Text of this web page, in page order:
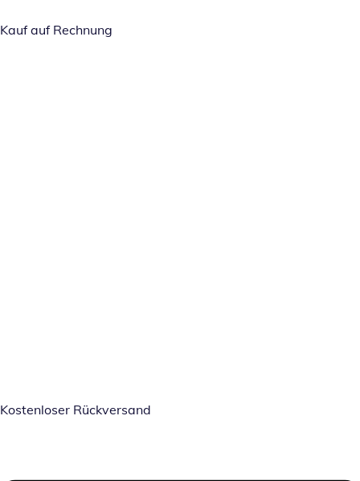
Kauf auf Rechnung
Kostenloser Rückversand